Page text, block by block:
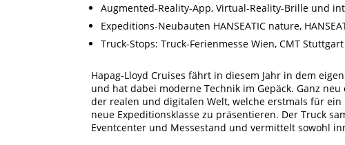
Augmented-Reality-App, Virtual-Reality-Brille und
Expeditions-Neubauten HANSEATIC nature,
Truck-Stops: Truck-Ferienmesse Wien, CMT
Hapag-Lloyd Cruises fährt in diesem Jahr in dem
und hat dabei moderne Technik im Gepäck. Ganz
der realen und digitalen Welt, welche erstmals für
neue Expeditionsklasse zu präsentieren. Der Truck
Eventcenter und Messestand und vermittelt sowohl